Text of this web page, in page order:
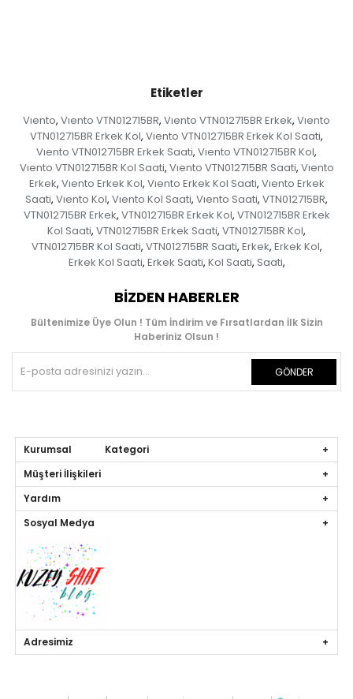
Etiketler
Vıento, Vıento VTN012715BR, Vıento VTN012715BR Erkek, Vıento
VTN012715BR Erkek Kol, Vıento VTN012715BR Erkek Kol Saati,
Vıento VTN012715BR Erkek Saati, Vıento VTN012715BR Kol,
Vıento VTN012715BR Kol Saati, Vıento VTN012715BR Saati, Vıento
Erkek, Vıento Erkek Kol, Vıento Erkek Kol Saati, Vıento Erkek
Saati, Vıento Kol, Vıento Kol Saati, Vıento Saati, VTN012715BR,
VTN012715BR Erkek, VTN012715BR Erkek Kol, VTN012715BR Erkek
Kol Saati, VTN012715BR Erkek Saati, VTN012715BR Kol,
VTN012715BR Kol Saati, VTN012715BR Saati, Erkek, Erkek Kol,
Erkek Kol Saati, Erkek Saati, Kol Saati, Saati,
BIZDEN HABERLER
Bültenimize Üye Olun ! Tüm İndirim ve Fırsatlardan İlk Sizin
Haberiniz Olsun !
GÖNDER
Kurumsal Kategori
Müşteri İlişkileri
Yardım
Sosyal Medya
Adresimiz